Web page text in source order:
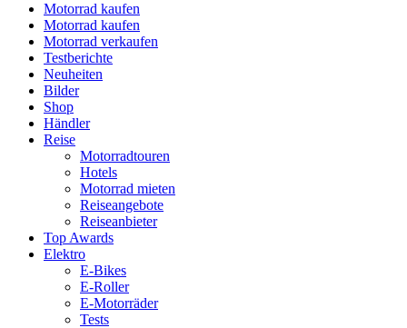
Motorrad kaufen
Motorrad kaufen
Motorrad verkaufen
Testberichte
Neuheiten
Bilder
Shop
Händler
Reise
Motorradtouren
Hotels
Motorrad mieten
Reiseangebote
Reiseanbieter
Top Awards
Elektro
E-Bikes
E-Roller
E-Motorräder
Tests